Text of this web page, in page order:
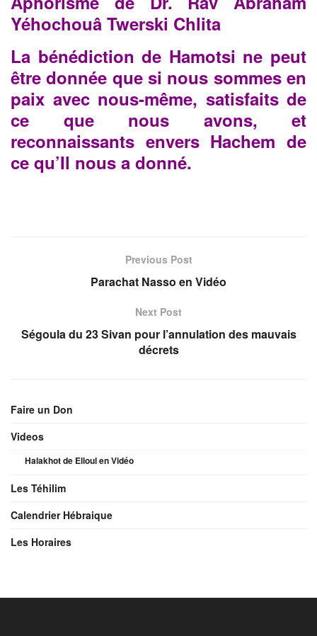
Yéhochouâ Twerski Chlita
La bénédiction de Hamotsi ne peut
être donnée que si nous sommes en
paix avec nous-même, satisfaits de
ce que nous avons, et
reconnaissants envers Hachem de
ce qu’Il nous a donné.
Previous Post
Parachat Nasso en Vidéo
Next Post
Ségoula du 23 Sivan pour l’annulation des mauvais
décrets
Faire un Don
Videos
Halakhot de Elloul en Vidéo
Les Téhilim
Calendrier Hébraique
Les Horaires